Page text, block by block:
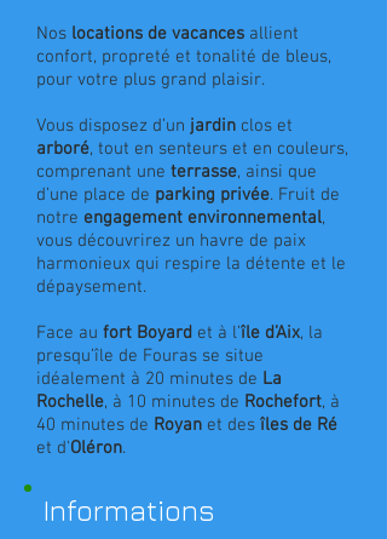
Nos locations de vacances allient
confort, propreté et tonalité de bleus,
pour votre plus grand plaisir.
Vous disposez d’un jardin clos et
arboré, tout en senteurs et en couleurs,
comprenant une terrasse, ainsi que
d’une place de parking privée. Fruit de
notre engagement environnemental,
vous découvrirez un havre de paix
harmonieux qui respire la détente et le
dépaysement.
Face au fort Boyard et à l’île d’Aix, la
presqu’île de Fouras se situe
idéalement à 20 minutes de La
Rochelle, à 10 minutes de Rochefort, à
40 minutes de Royan et des îles de Ré
et d'Oléron.
Informations